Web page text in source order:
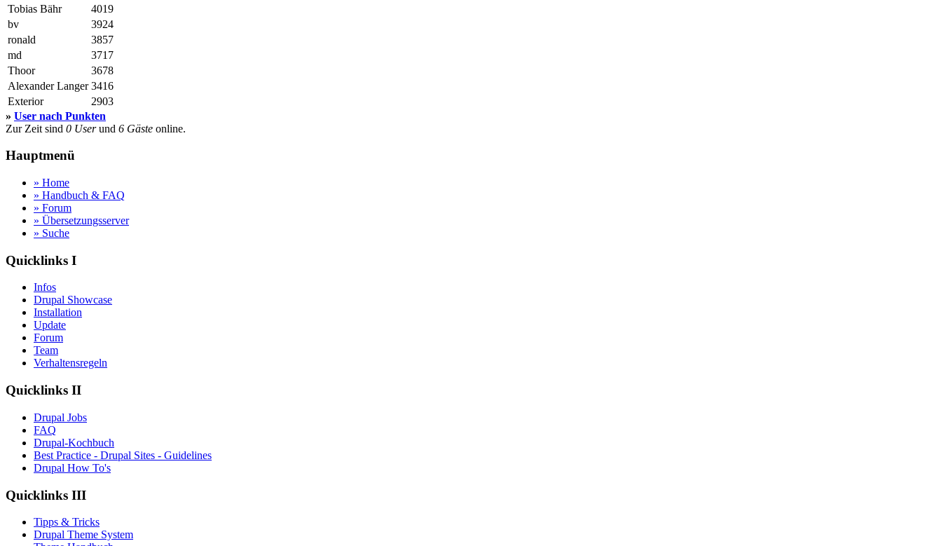
Tobias Bähr
4019
bv
3924
ronald
3857
md
3717
Thoor
3678
Alexander Langer 3416
Exterior
2903
» User nach Punkten
Zur Zeit sind 0 Userund 6 Gäste online.
Hauptmenü
» Home
» Handbuch & FAQ
» Forum
» Übersetzungsserver
» Suche
Quicklinks I
Infos
Drupal Showcase
Installation
Update
Forum
Team
Verhaltensregeln
Quicklinks II
Drupal Jobs
FAQ
Drupal-Kochbuch
Best Practice - Drupal Sites - Guidelines
Drupal How To's
Quicklinks III
Tipps & Tricks
Drupal Theme System